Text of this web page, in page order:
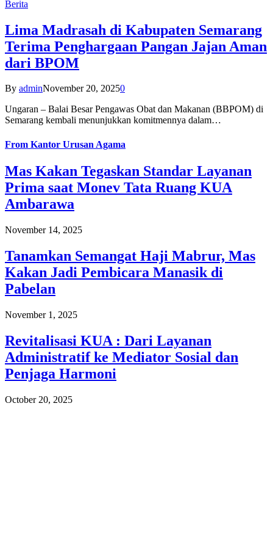
Berita
Lima Madrasah di Kabupaten Semarang
Terima Penghargaan Pangan Jajan Aman
dari BPOM
By adminNovember 20, 20250
Ungaran – Balai Besar Pengawas Obat dan Makanan (BBPOM) di
Semarang kembali menunjukkan komitmennya dalam…
From Kantor Urusan Agama
Mas Kakan Tegaskan Standar Layanan
Prima saat Monev Tata Ruang KUA
Ambarawa
November 14, 2025
Tanamkan Semangat Haji Mabrur, Mas
Kakan Jadi Pembicara Manasik di
Pabelan
November 1, 2025
Revitalisasi KUA : Dari Layanan
Administratif ke Mediator Sosial dan
Penjaga Harmoni
October 20, 2025